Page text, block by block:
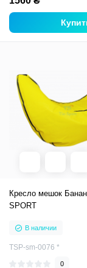
Кресло мешок
SPORT
В наличии
TSP-sm-0076 *
0